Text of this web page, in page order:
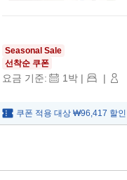
Seasonal Sale
선착순 쿠폰
요금 기준: 1박 | |
쿠폰 적용 대상 ₩96,417 할인